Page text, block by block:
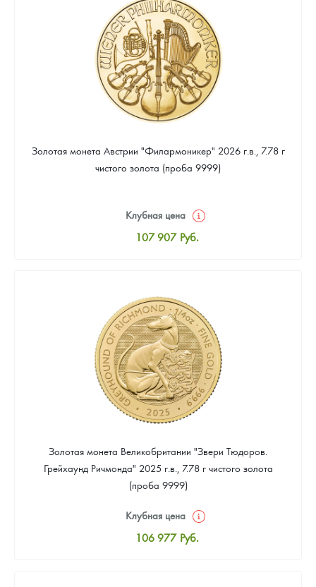
93 953 Руб.
Золотая монета Австрии "Филармоникер" 2026 г.в., 7.78 г
чистого золота (проба 9999)
Клубная цена
107 907 Руб.
Цена выкупа
97 674 Руб.
Золотая монета Великобритании "Звери Тюдоров.
Грейхаунд Ричмонда" 2025 г.в., 7.78 г чистого золота
(проба 9999)
Клубная цена
106 977 Руб.